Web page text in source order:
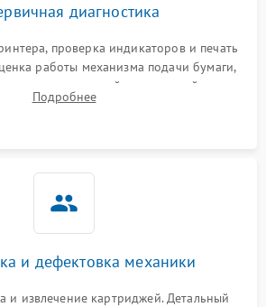
диагностика
проверка индикаторов и печать
работы механизма подачи бумаги,
шумов, замятий и первичный анализ
печати (полосы, фон, пробелы).
Подробнее
и дефектовка механики
и извлечение картриджей. Детальный